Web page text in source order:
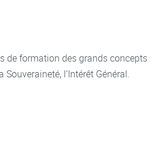
de formation des grands concepts
Souveraineté, l’Intérêt Général.